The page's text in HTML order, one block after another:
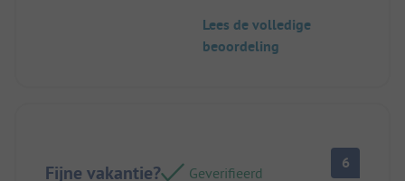
Lees de volledige
beoordeling
Fijne vakantie? Geverifieerd
6